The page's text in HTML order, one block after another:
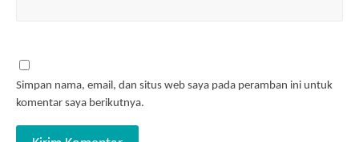
Simpan nama, email, dan situs web saya pada peramban ini untuk
komentar saya berikutnya.